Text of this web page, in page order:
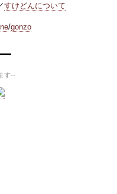
すけどんについて
/gonzo
す--